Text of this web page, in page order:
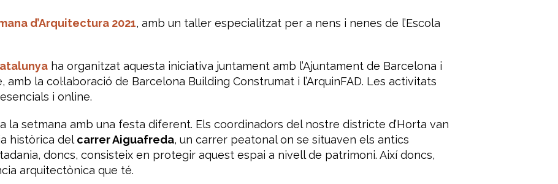
d’Arquitectura 2021, amb un taller especialitzat per a nens i nenes de l’Escola
ha organitzat aquesta iniciativa juntament amb l’Ajuntament de Barcelona i
amb la col·laboració de Barcelona Building Construmat i l’ArquinFAD. Les activitats
i online.
la setmana amb una festa diferent. Els coordinadors del nostre districte d’Horta van
històrica del carrer Aiguafreda, un carrer peatonal on se situaven els antics
doncs, consisteix en protegir aquest espai a nivell de patrimoni. Així doncs,
arquitectònica que té.